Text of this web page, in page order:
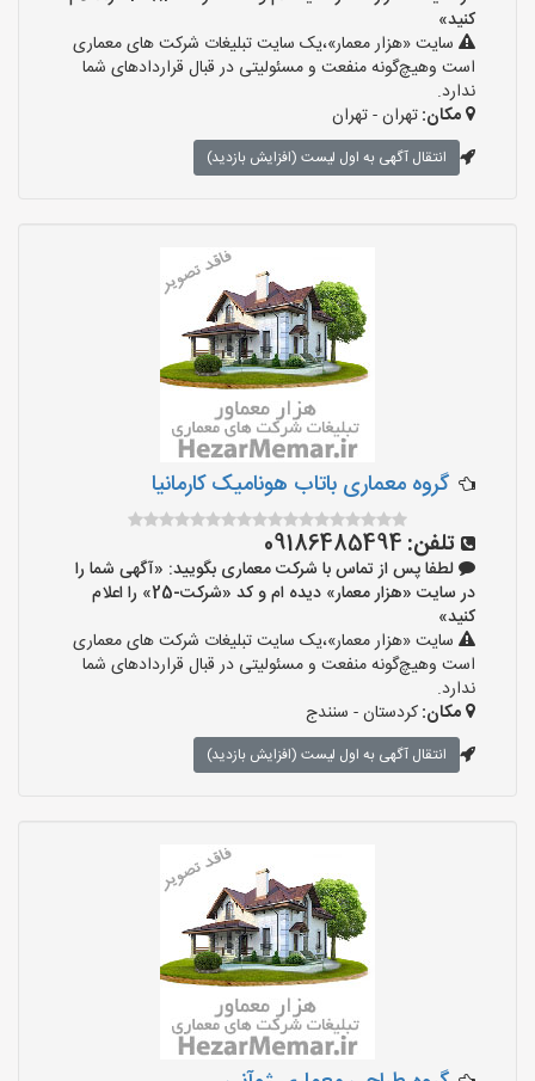
کنید»
سایت «هزار معمار»،یک سایت تبلیغات شرکت های معماری
است وهیچ‌گونه منفعت و مسئولیتی در قبال قراردادهای شما
ندارد.
مکان:تهران - تهران
انتقال آگهی به اول لیست (افزایش بازدید)
گروه معماری باتاب هونامیک کارمانیا
تلفن: 09186485494
لطفا پس از تماس با شرکت معماری بگویید: «آگهی شما را
در سایت «هزار معمار» دیده ام و کد «شرکت-25» را اعلام
کنید»
سایت «هزار معمار»،یک سایت تبلیغات شرکت های معماری
است وهیچ‌گونه منفعت و مسئولیتی در قبال قراردادهای شما
ندارد.
مکان:کردستان - سنندج
انتقال آگهی به اول لیست (افزایش بازدید)